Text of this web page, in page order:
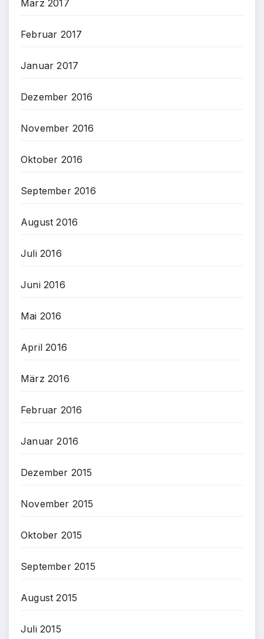
März 2017
Februar 2017
Januar 2017
Dezember 2016
November 2016
Oktober 2016
September 2016
August 2016
Juli 2016
Juni 2016
Mai 2016
April 2016
März 2016
Februar 2016
Januar 2016
Dezember 2015
November 2015
Oktober 2015
September 2015
August 2015
Juli 2015